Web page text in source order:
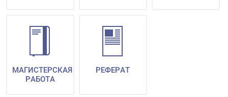
МАГИСТЕРСКАЯ
РАБОТА
РЕФЕРАТ